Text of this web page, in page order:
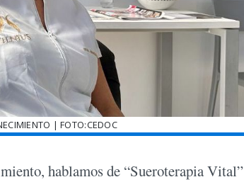
| FOTO:CEDOC
hablamos de “Sueroterapia